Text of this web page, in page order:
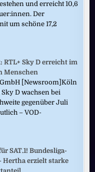
und erreicht 10,6
Der
um schöne 17,2
RTL+ Sky D erreicht im
Menschen
[Newsroom]Köln
Sky D wachsen bei
gegenüber Juli
– VOD-
SAT.1! Bundesliga-
Hertha erzielt starke